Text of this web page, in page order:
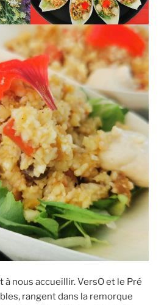
nous accueillir. VersO et le Pré
rangent dans la remorque